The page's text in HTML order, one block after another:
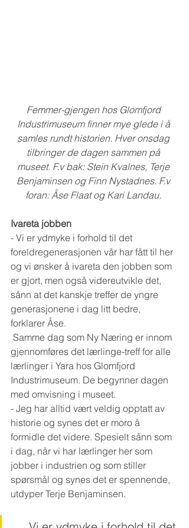
Femmer-gjengen hos Glomfjord
Industrimuseum finner mye glede i å
samles rundt historien. Hver onsdag
tilbringer de dagen sammen på
museet. F.v bak: Stein Kvalnes, Terje
Benjaminsen og Finn Nystadnes. F.v
foran: Åse Flaat og Kari Landau.
Ivareta jobben
- Vi er ydmyke i forhold til det
foreldregenerasjonen vår har fått til her
og vi ønsker å ivareta den jobben som
er gjort, men også videreutvikle det,
sånn at det kanskje treffer de yngre
generasjonene i dag litt bedre,
forklarer Åse.
gjennomføres det lærlinge-treff for alle
lærlinger i Yara hos Glomfjord
Industrimuseum. De begynner dagen
med omvisning i museet.
- Jeg har alltid vært veldig opptatt av
historie og synes det er moro å
formidle det videre. Spesielt sånn som
i dag, når vi har lærlinger her som
jobber i industrien og som stiller
spørsmål og synes det er spennende,
utdyper Terje Benjaminsen.